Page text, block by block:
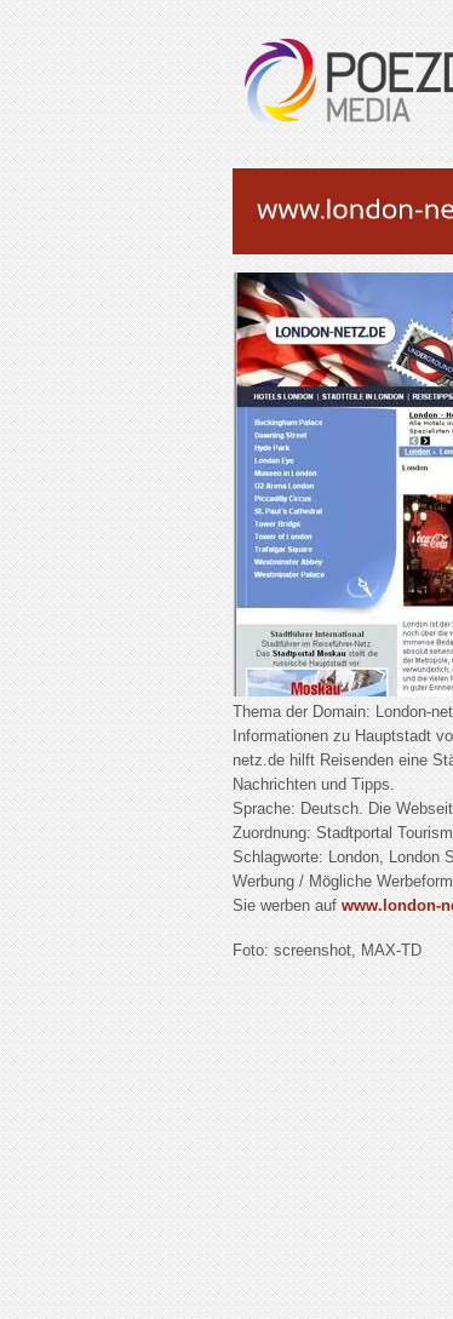
Thema der Domain: London-
Informationen zu Hauptstadt
netz.de hilft Reisenden eine
Nachrichten und Tipps.
Sprache: Deutsch. Die
Zuordnung: Stadtportal
Schlagworte: London, London
Werbung / Mögliche
Sie werben auf www.london-
Foto: screenshot, MAX-TD